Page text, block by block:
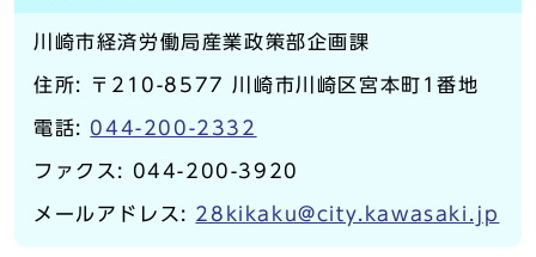
川崎市経済労働局産業政策部企画課
住所: 〒210-8577 川崎市川崎区宮本町1番地
電話: 044-200-2332
ファクス: 044-200-3920
メールアドレス: 28kikaku@city.kawasaki.jp